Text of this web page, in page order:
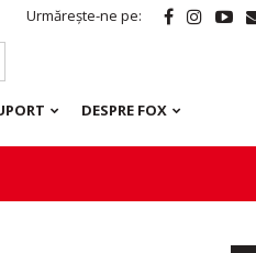
Urmărește-ne pe:
DESPRE FOX